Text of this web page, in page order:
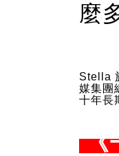
麼
Stella
媒集團
十年長
《